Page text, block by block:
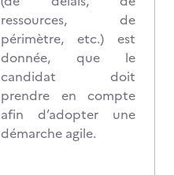
ressources, de
périmètre, etc.) est
donnée, que le
candidat doit
prendre en compte
afin d’adopter une
démarche agile.